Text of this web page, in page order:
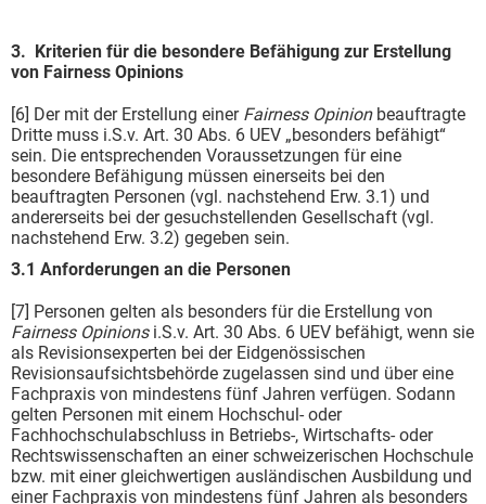
3. Kriterien für die besondere Befähigung zur Erstellung
von Fairness Opinions
[6] Der mit der Erstellung einer Fairness Opinionbeauftragte
Dritte muss i.S.v. Art. 30 Abs. 6 UEV „besonders befähigt“
sein. Die entsprechenden Voraussetzungen für eine
besondere Befähigung müssen einerseits bei den
beauftragten Personen (vgl. nachstehend Erw. 3.1) und
andererseits bei der gesuchstellenden Gesellschaft (vgl.
nachstehend Erw. 3.2) gegeben sein.
3.1 Anforderungen an die Personen
[7] Personen gelten als besonders für die Erstellung von
Fairness Opinionsi.S.v. Art. 30 Abs. 6 UEV befähigt, wenn sie
als Revisionsexperten bei der Eidgenössischen
Revisionsaufsichtsbehörde zugelassen sind und über eine
Fachpraxis von mindestens fünf Jahren verfügen. Sodann
gelten Personen mit einem Hochschul- oder
Fachhochschulabschluss in Betriebs-, Wirtschafts- oder
Rechtswissenschaften an einer schweizerischen Hochschule
bzw. mit einer gleichwertigen ausländischen Ausbildung und
einer Fachpraxis von mindestens fünf Jahren als besonders